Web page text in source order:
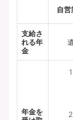
自営
支給さ
れる年
金
年金を